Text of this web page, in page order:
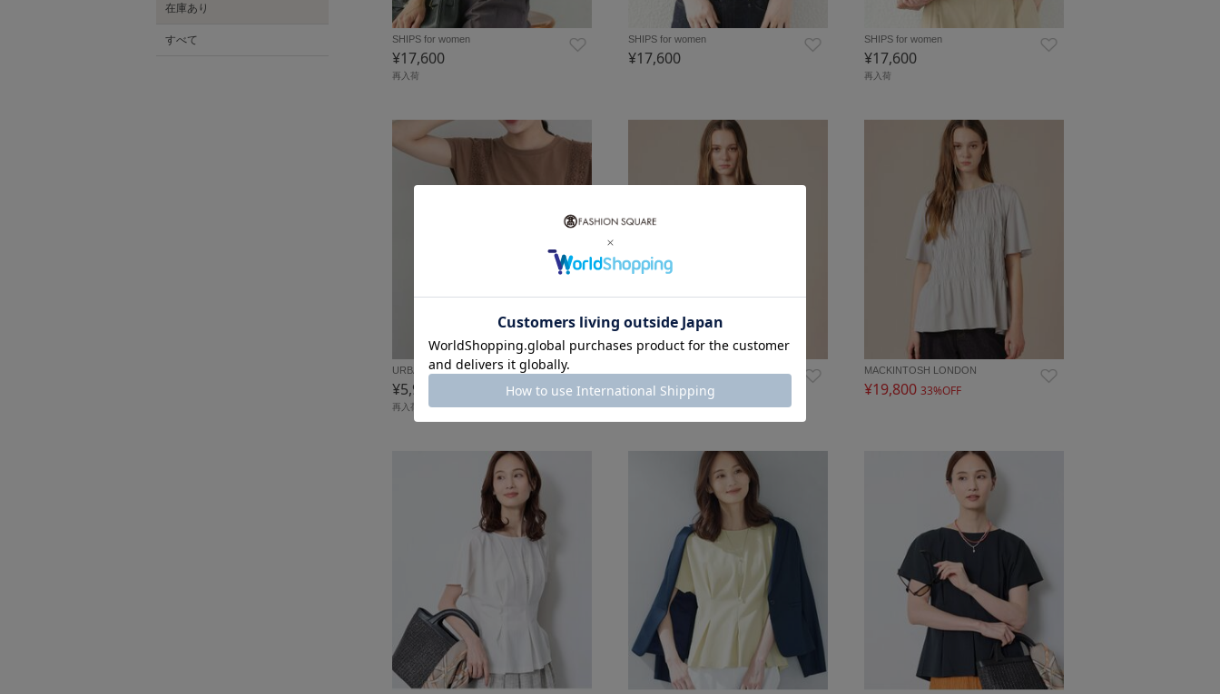
SHIPS for women
¥17,600
再入荷
SHIPS for women
¥17,600
SHIPS for women
¥17,600
再入荷
URBAN RESEARCH IT…
¥5,990
再入荷
¥19,80033%OFF
MACKINTOSH LONDON
¥19,800 33%OFF
在庫あり
すべて